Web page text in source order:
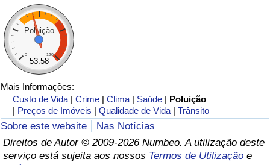
Poluição
0 120
53.58
Mais Informações:
Custo de Vida |Crime |Clima | Saúde | Poluição
| Preços de Imóveis |Qualidade de Vida |Trânsito
Sobre este website
Nas Notícias
Direitos de Autor © 2009-2026 Numbeo. A utilização deste
serviço está sujeita aos nossos Termos de Utilização e